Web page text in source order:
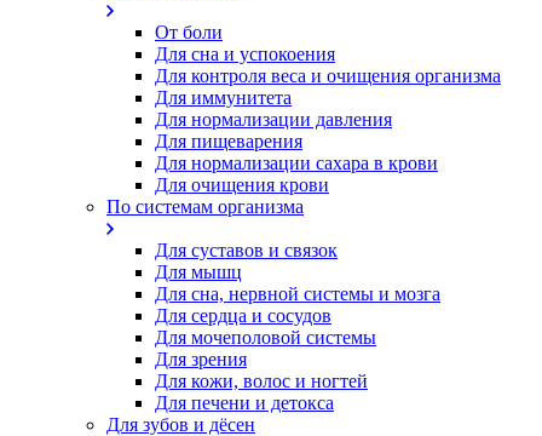
От боли
Для сна и успокоения
Для контроля веса и очищения организма
Для иммунитета
Для нормализации давления
Для пищеварения
Для нормализации сахара в крови
Для очищения крови
По системам организма
Для суставов и связок
Для мышц
Для сна, нервной системы и мозга
Для сердца и сосудов
Для мочеполовой системы
Для зрения
Для кожи, волос и ногтей
Для печени и детокса
Для зубов и дёсен